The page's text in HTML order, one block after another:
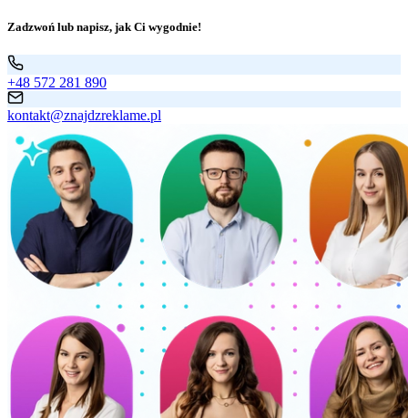
Zadzwoń lub napisz, jak Ci wygodnie!
+48 572 281 890
kontakt@znajdzreklame.pl